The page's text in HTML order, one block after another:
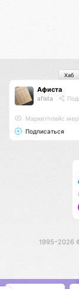
Афиста
afista
Маркетплейс
Подписаться
Хаб
1995–2026